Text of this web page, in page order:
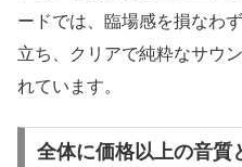
ードでは、臨場感を損なわ
立ち、クリアで純粋なサウ
れています。
全体に価格以上の音質